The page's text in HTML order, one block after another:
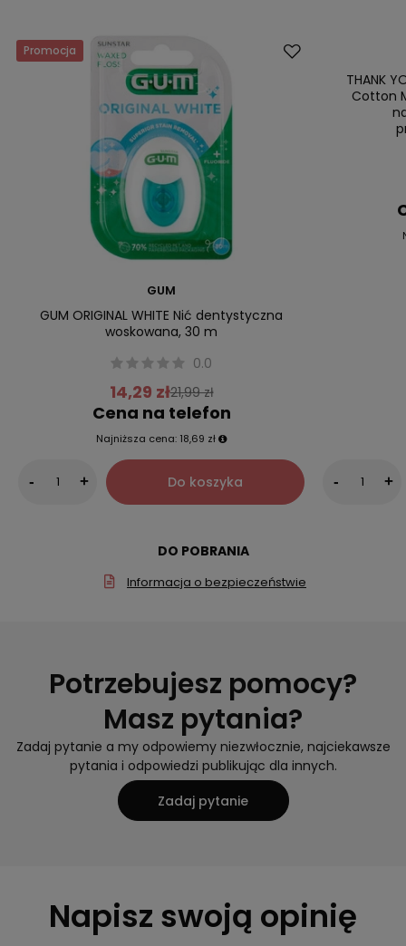
Promocja
GUM
GUM ORIGINAL WHITE Nić dentystyczna
woskowana, 30 m
0.0
14,29 zł21,99 zł
Cena na telefon
Najniższa cena: 18,69 zł
- + Do koszyka
NaszTHANK
Cotton
- +
DO POBRANIA
Informacja o bezpieczeństwie
Potrzebujesz pomocy?
Masz pytania?
Zadaj pytanie a my odpowiemy niezwłocznie, najciekawsze
pytania i odpowiedzi publikując dla innych.
Zadaj pytanie
Napisz swoją opinię